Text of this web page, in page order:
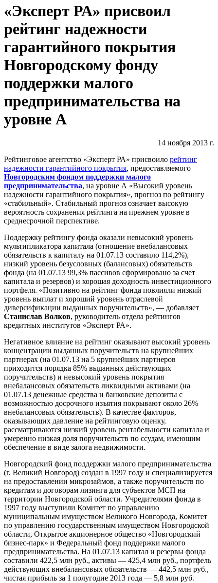
«Эксперт РА» присвоил
рейтинг надежности
гарантийного покрытия
Новгородскому фонду
поддержки малого
предпринимательства на
уровне А
14 ноября 2013 г.
Рейтинговое агентство «Эксперт РА» присвоило рейтинг
надежности гарантийного покрытия, предоставляемого
Новгородским фондом поддержки малого
предпринимательства, на уровне А «Высокий уровень
надежности гарантийного покрытия», прогноз по рейтингу
«стабильный». Стабильный прогноз означает высокую
вероятность сохранения рейтинга на прежнем уровне в
среднесрочной перспективе.
Поддержку рейтингу фонда оказали невысокий уровень
мультипликатора капитала (отношение внебалансовых
обязательств к капиталу на 01.07.13 составило 114,2%),
низкий уровень безусловных (балансовых) обязательств
фонда (на 01.07.13 99,3% пассивов сформировано за счет
капитала и резервов) и хорошая доходность инвестиционного
портфеля. «Позитивно на рейтинг фонда повлияли низкий
уровень выплат и хороший уровень отраслевой
диверсификации выданных поручительств», — добавляет
Станислав Волков, руководитель отдела рейтингов
кредитных институтов «Эксперт РА».
Негативное влияние на рейтинг оказывают высокий уровень
концентрации выданных поручительств на крупнейших
партнерах (на 01.07.13 на 5 крупнейших партнеров
приходится порядка 85% выданных действующих
поручительств) и невысокий уровень покрытия
внебалансовых обязательств ликвидными активами (на
01.07.13 денежные средства и банковские депозиты с
возможностью досрочного изъятия покрывают около 26%
внебалансовых обязательств). В качестве факторов,
оказывающих давление на рейтинговую оценку,
рассматриваются низкий уровень рентабельности капитала и
умеренно низкая доля поручительств по ссудам, имеющим
обеспечение в виде залога недвижимости.
Новгородский фонд поддержки малого предпринимательства
(г. Великий Новгород) создан в 1997 году и специализируется
на предоставлении микрозаймов, а также поручительств по
кредитам и договорам лизинга для субъектов МСП на
территории Новгородской области. Учредителями фонда в
1997 году выступили Комитет по управлению
муниципальным имуществом Великого Новгорода, Комитет
по управлению государственным имуществом Новгородской
области, Открытое акционерное общество «Новгородский
бизнес-парк» и Федеральный фонд поддержки малого
предпринимательства. На 01.07.13 капитал и резервы фонда
составили 422,5 млн руб., активы — 425,4 млн руб., портфель
действующих внебалансовых обязательств — 442,5 млн руб.,
чистая прибыль за 1 полугодие 2013 года — 5,8 млн руб.